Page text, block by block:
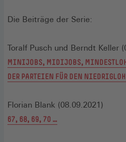
Die Beiträge der Serie:
Toralf Pusch und Berndt Keller
MINIJOBS, MIDIJOBS,
DER PARTEIEN FÜR DEN
Florian Blank (08.09.2021)
67, 68, 69, 70 …